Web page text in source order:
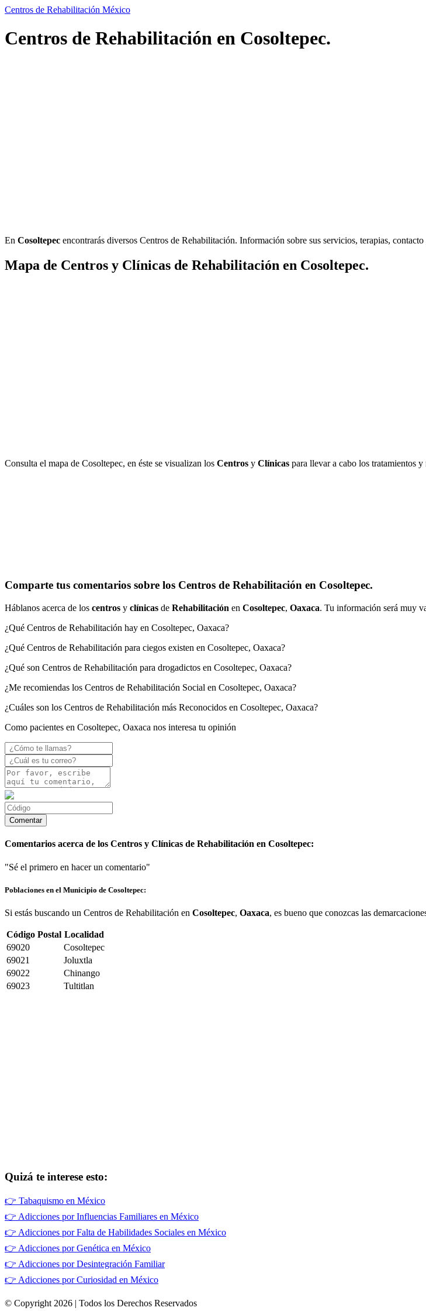
Centros de Rehabilitación México
Centros de Rehabilitación en Cosoltepec.
En Cosoltepec encontrarás diversos Centros de Rehabilitación. Información sobre sus servicios, terapias,
Mapa de Centros y Clínicas de Rehabilitación en Cosoltepec.
Consulta el mapa de Cosoltepec, en éste se visualizan los Centros y Clínicas para llevar a cabo los tratamientos
Comparte tus comentarios sobre los Centros de Rehabilitación en Cosoltepec.
Háblanos acerca de los centros y clínicas de Rehabilitación en Cosoltepec, Oaxaca. Tu información será muy
¿Qué Centros de Rehabilitación hay en Cosoltepec, Oaxaca?
¿Qué Centros de Rehabilitación para ciegos existen en Cosoltepec, Oaxaca?
¿Qué son Centros de Rehabilitación para drogadictos en Cosoltepec, Oaxaca?
¿Me recomiendas los Centros de Rehabilitación Social en Cosoltepec, Oaxaca?
¿Cuáles son los Centros de Rehabilitación más Reconocidos en Cosoltepec, Oaxaca?
Como pacientes en Cosoltepec, Oaxaca nos interesa tu opinión
Comentarios acerca de los Centros y Clínicas de Rehabilitación en Cosoltepec:
"Sé el primero en hacer un comentario"
Poblaciones en el Municipio de Cosoltepec:
Si estás buscando un Centros de Rehabilitación en Cosoltepec, Oaxaca, es bueno que conozcas las
Código Postal Localidad
69020
Cosoltepec
69021
Joluxtla
69022
Chinango
69023
Tultitlan
Quizá te interese esto:
👉 Tabaquismo en México
👉 Adicciones por Influencias Familiares en México
👉 Adicciones por Falta de Habilidades Sociales en México
👉 Adicciones por Genética en México
👉 Adicciones por Desintegración Familiar
👉 Adicciones por Curiosidad en México
© Copyright 2026 | Todos los Derechos Reservados